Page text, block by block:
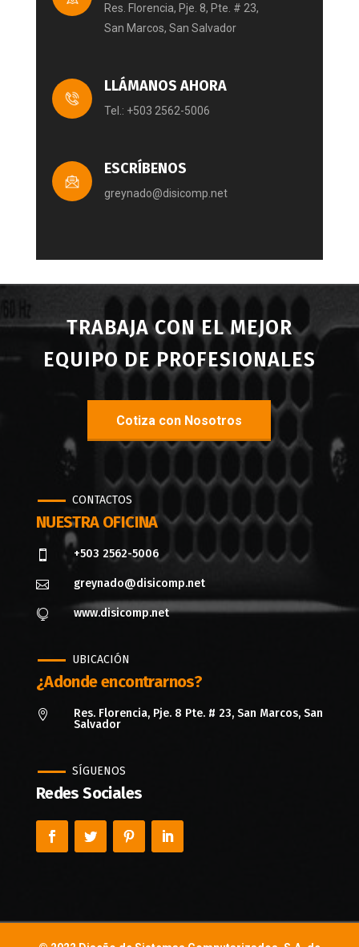
Res. Florencia, Pje. 8, Pte. # 23,
San Marcos, San Salvador
LLÁMANOS AHORA
Tel.: +503 2562-5006
ESCRÍBENOS
greynado@disicomp.net
TRABAJA CON EL MEJOR
EQUIPO DE PROFESIONALES
Cotiza con Nosotros
CONTACTOS
NUESTRA OFICINA
 +503 2562-5006
 greynado@disicomp.net
 www.disicomp.net
UBICACIÓN
¿Adonde encontrarnos?

Res. Florencia, Pje. 8 Pte. # 23, San Marcos, San
Salvador
SÍGUENOS
Redes Sociales